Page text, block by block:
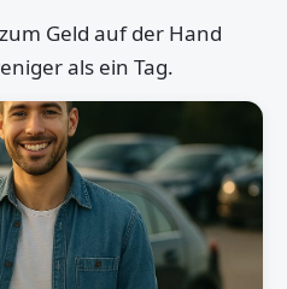
Geld auf der Hand
als ein Tag.